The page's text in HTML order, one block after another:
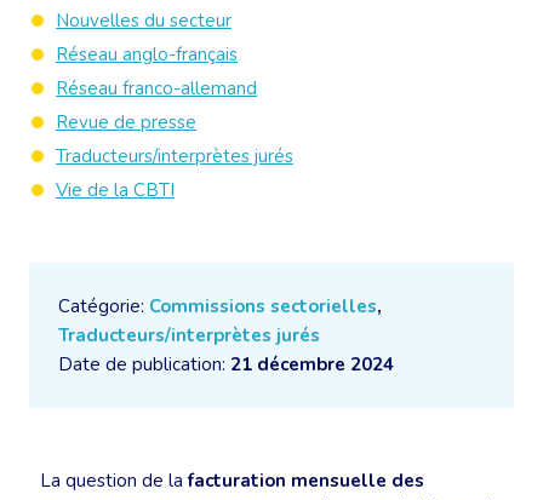
Catégorie: Commissions sectorielles,
Traducteurs/interprètes jurés
Date de publication: 21 décembre 2024
La question de lafacturation mensuelle des
Nouvelles du secteur
Réseau anglo-français
Réseau franco-allemand
Revue de presse
Traducteurs/interprètes jurés
Vie de la CBTI